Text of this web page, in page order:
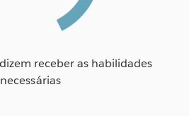
receber as habilidades
necessárias